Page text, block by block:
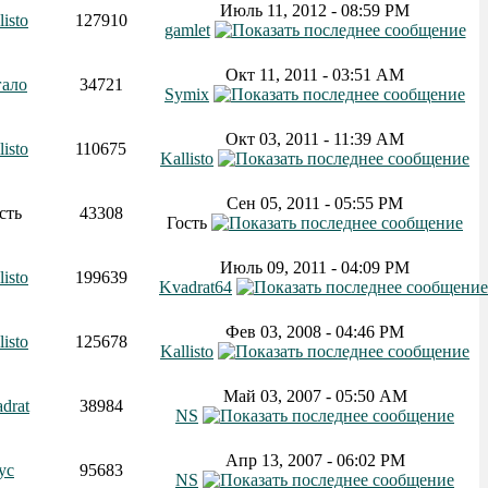
127910
Июль 11, 2012 - 08:59 PM
gamlet
34721
Окт 11, 2011 - 03:51 AM
Symix
110675
Окт 03, 2011 - 11:39 AM
Kallisto
43308
Сен 05, 2011 - 05:55 PM
Гость
199639
Июль 09, 2011 - 04:09 PM
Kvadrat64
125678
Фев 03, 2008 - 04:46 PM
Kallisto
38984
Май 03, 2007 - 05:50 AM
NS
95683
Апр 13, 2007 - 06:02 PM
NS